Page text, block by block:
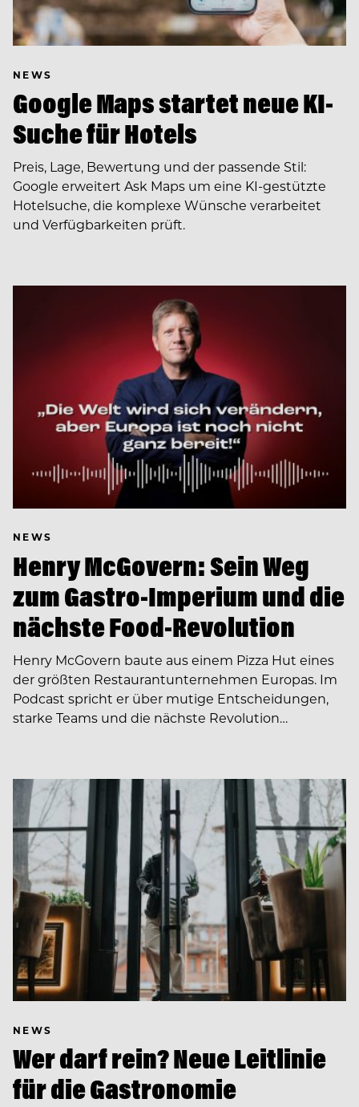
NEWS
Google Maps startet neue KI-
Suche für Hotels
Preis, Lage, Bewertung und der passende Stil:
Google erweitert Ask Maps um eine KI-gestützte
Hotelsuche, die komplexe Wünsche verarbeitet
und Verfügbarkeiten prüft.
NEWS
Henry McGovern: Sein Weg
zum Gastro-Imperium und die
nächste Food-Revolution
Henry McGovern baute aus einem Pizza Hut eines
der größten Restaurantunternehmen Europas. Im
Podcast spricht er über mutige Entscheidungen,
starke Teams und die nächste Revolution…
NEWS
Wer darf rein? Neue Leitlinie
für die Gastronomie